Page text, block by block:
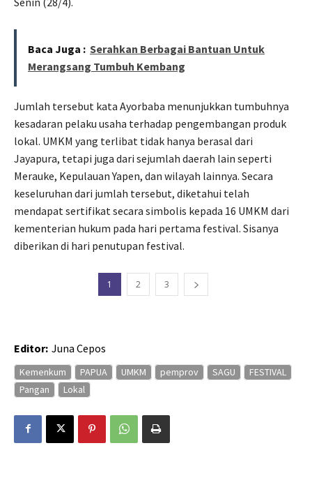
Baca Juga : Serahkan Berbagai Bantuan Untuk
Merangsang Tumbuh Kembang
Jumlah tersebut kata Ayorbaba menunjukkan tumbuhnya
kesadaran pelaku usaha terhadap pengembangan produk
lokal. UMKM yang terlibat tidak hanya berasal dari
Jayapura, tetapi juga dari sejumlah daerah lain seperti
Merauke, Kepulauan Yapen, dan wilayah lainnya. Secara
keseluruhan dari jumlah tersebut, diketahui telah
mendapat sertifikat secara simbolis kepada 16 UMKM dari
kementerian hukum pada hari pertama festival. Sisanya
diberikan di hari penutupan festival.
1 2 3
Editor: Juna Cepos
Kemenkum PAPUA UMKM pemprov SAGU
FESTIVAL
Pangan
Lokal